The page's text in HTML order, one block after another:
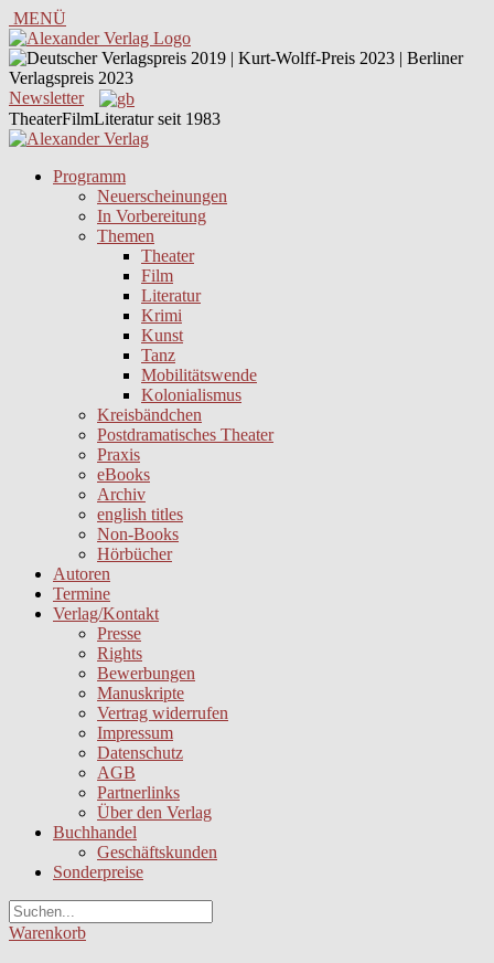
MENÜ
Newsletter
TheaterFilmLiteratur seit 1983
Programm
Neuerscheinungen
In Vorbereitung
Themen
Theater
Film
Literatur
Krimi
Kunst
Tanz
Mobilitätswende
Kolonialismus
Kreisbändchen
Postdramatisches Theater
Praxis
eBooks
Archiv
english titles
Non-Books
Hörbücher
Autoren
Termine
Verlag/Kontakt
Presse
Rights
Bewerbungen
Manuskripte
Vertrag widerrufen
Impressum
Datenschutz
AGB
Partnerlinks
Über den Verlag
Buchhandel
Geschäftskunden
Sonderpreise
Warenkorb